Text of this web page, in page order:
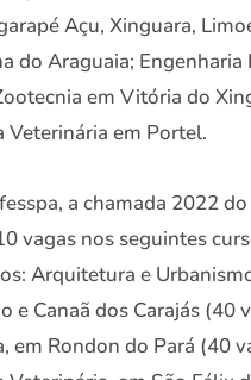
Açu, Xinguara,
do Araguaia; Engenharia
em Vitória do
Veterinária em Portel.
a chamada 2022
vagas nos seguintes
Arquitetura e
e Canaã dos Carajás (40
em Rondon do Pará (40